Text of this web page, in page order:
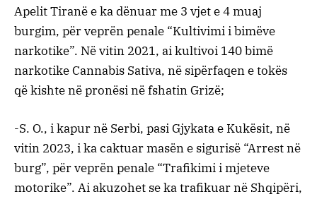
Apelit Tiranë e ka dënuar me 3 vjet e 4 muaj
burgim, për veprën penale “Kultivimi i bimëve
narkotike”. Në vitin 2021, ai kultivoi 140 bimë
narkotike Cannabis Sativa, në sipërfaqen e tokës
që kishte në pronësi në fshatin Grizë;
-S. O., i kapur në Serbi, pasi Gjykata e Kukësit, në
vitin 2023, i ka caktuar masën e sigurisë “Arrest në
burg”, për veprën penale “Trafikimi i mjeteve
motorike”. Ai akuzohet se ka trafikuar në Shqipëri,